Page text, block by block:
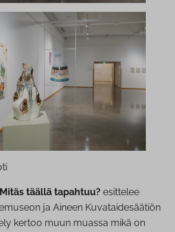
Mitäs täällä tapahtuu? esittelee
ja Aineen Kuvataidesäätiön
kertoo muun muassa mikä on